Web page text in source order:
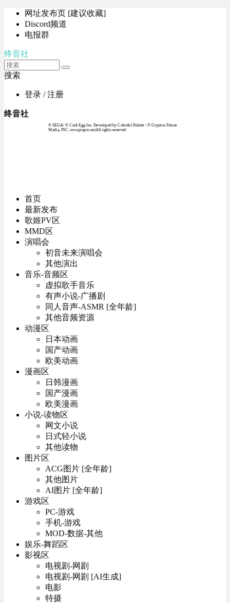
网址发布页 [建议收藏]
Discord频道
电报群
终音社
搜索
登录 / 注册
终音社
© SEGA / © Craft Egg Inc. Developed by Colorful Palette / © Crypton Future
Media, INC. www.piapro.netAll rights reserved.
首页
最新发布
歌姬PV区
MMD区
演唱会
初音未来演唱会
其他演出
音乐-音频区
虚拟歌手音乐
有声小说-广播剧
同人音声-ASMR [全年龄]
其他音频资源
动漫区
日本动画
国产动画
欧美动画
漫画区
日韩漫画
国产漫画
欧美漫画
小说-读物区
网文小说
日式轻小说
其他读物
图片区
ACG图片 [全年龄]
其他图片
AI图片 [全年龄]
游戏区
PC-游戏
手机-游戏
MOD-数据-其他
娱乐-舞蹈区
影视区
电视剧-网剧
电视剧-网剧 [AI生成]
电影
特摄